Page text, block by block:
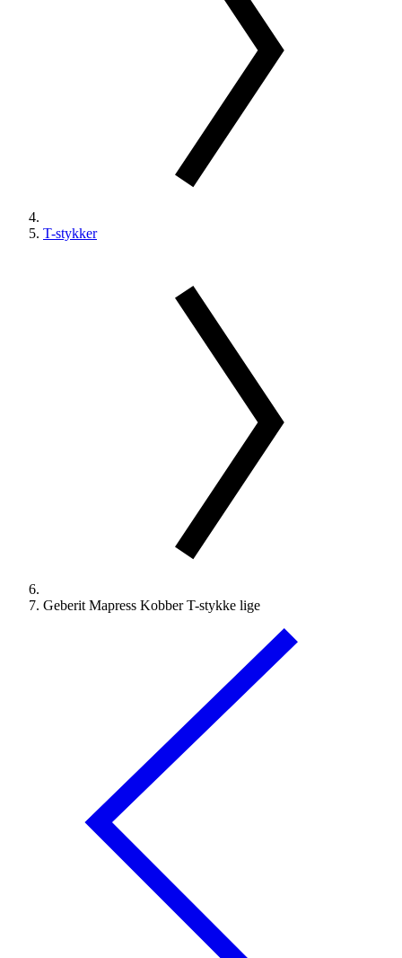
T-stykker
Geberit Mapress Kobber T-stykke lige